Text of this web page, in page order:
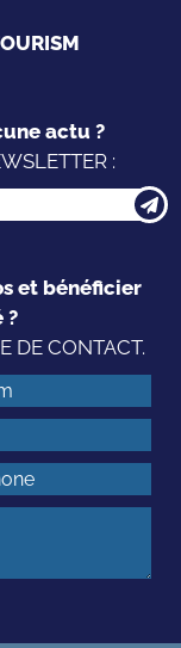
actu ?
:
et bénéficier
?
DE CONTACT.